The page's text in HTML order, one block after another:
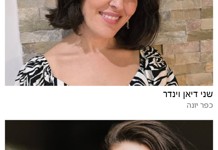
שני דיאן וינדר
כפר יונה